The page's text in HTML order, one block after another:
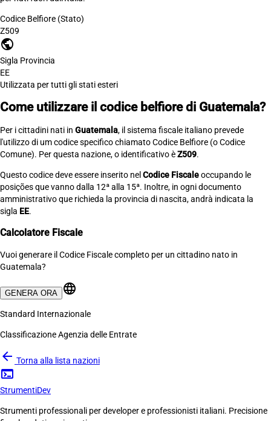
Codice Belfiore (Stato)
Z509
public
Sigla Provincia
EE
Utilizzata per tutti gli stati esteri
Come utilizzare il codice belfiore di Guatemala?
Per i cittadini nati in Guatemala, il sistema fiscale italiano prevede
l'utilizzo di um codice specifico chiamato Codice Belfiore (o Codice
Comune). Per questa nazione, o identificativo èZ509.
Questo codice deve essere inserito nel Codice Fiscaleoccupando le
posições que vanno dalla 12ª alla 15ª. Inoltre, in ogni documento
amministrativo que richieda la provincia di nascita, andrà indicata la
sigla EE.
Calcolatore Fiscale
Vuoi generare il Codice Fiscale completo per un cittadino nato in
Guatemala?
GENERA ORA language
Standard Internazionale
Classificazione Agenzia delle Entrate
arrow_back Torna alla lista nazioni
terminal
StrumentiDev
Strumenti professionali per developer e professionisti italiani. Precisione